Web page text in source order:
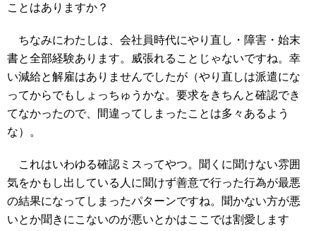
ことはありますか？
ちなみにわたしは、会社員時代にやり直し・障害・始末
書と全部経験あります。威張れることじゃないですね。幸
い減給と解雇はありませんでしたが（やり直しは派遣にな
ってからでもしょっちゅうかな。要求をきちんと確認でき
てなかったので、間違ってしまったことは多々あるよう
な）。
これはいわゆる確認ミスってやつ。聞くに聞けない雰囲
気をかもし出している人に聞けず善意で行った行為が最悪
の結果になってしまったパターンですね。聞かない方が悪
いとか聞きにこないのが悪いとかはここでは割愛します